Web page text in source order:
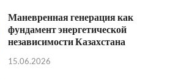
Маневренная генерация как
фундамент энергетической
независимости Казахстана
15.06.2026